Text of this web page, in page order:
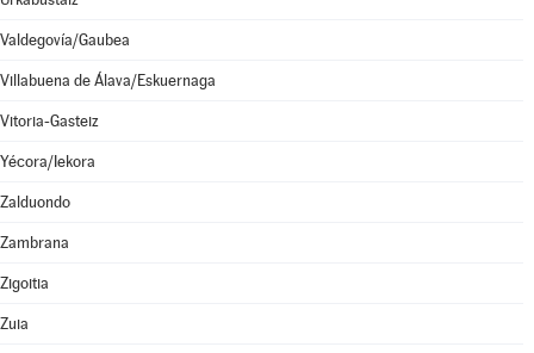
Valdegovía/Gaubea
Villabuena de Álava/Eskuernaga
Vitoria-Gasteiz
Yécora/Iekora
Zalduondo
Zambrana
Zigoitia
Zuia